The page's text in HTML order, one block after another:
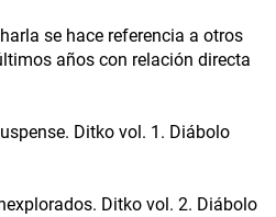
se hace referencia a otros
años con relación directa
Ditko vol. 1. Diábolo
Ditko vol. 2. Diábolo